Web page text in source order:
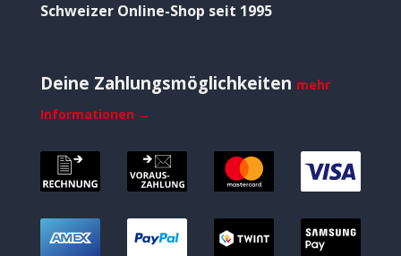
Schweizer Online-Shop seit 1995
Deine Zahlungsmöglichkeiten mehr
Informationen →